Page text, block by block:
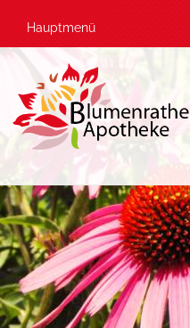
Hauptmenü